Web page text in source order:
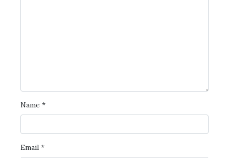
Name *
Email *